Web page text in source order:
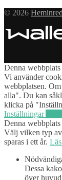
© 2026
Denna
Vi använder
webbplatsen.
alla". Du kan
klicka på
Inställningar
Denna
Välj vilken typ
sparas i ett år.
Dessa
över